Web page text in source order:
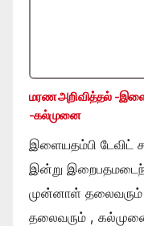
மரண அறிவித்தல் -
-கல்முனை
இளையதம்பி டேவிட்
இன்று
முன்னாள்
தலைவரும் ,